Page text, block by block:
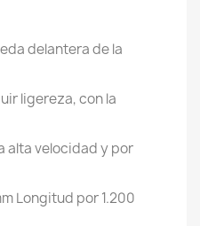
delantera de la
ligereza, con la
alta velocidad y por
Longitud por 1.200